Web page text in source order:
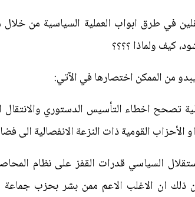
طرق ابواب العملية السياسية من خلال
كيف ولماذا ؟؟؟؟
من الممكن اختصارها في الآتي:
تصحح اخطاء التأسيس الدستوري والانتقال
الأحزاب القومية ذات النزعة الانفصالية
السياسي قدرات القفز على نظام
من ذلك ان الاغلب الاعم ممن بشر بحزب